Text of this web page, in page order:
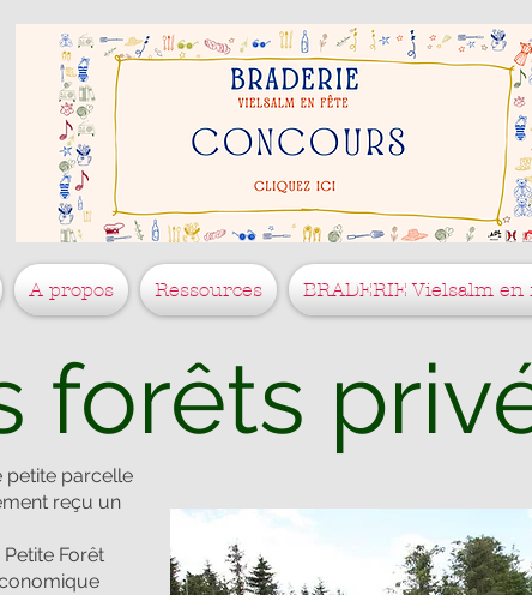
A propos Ressources BRADERIE Vielsalm en
forêts
petite parcelle
reçu un
Petite Forêt